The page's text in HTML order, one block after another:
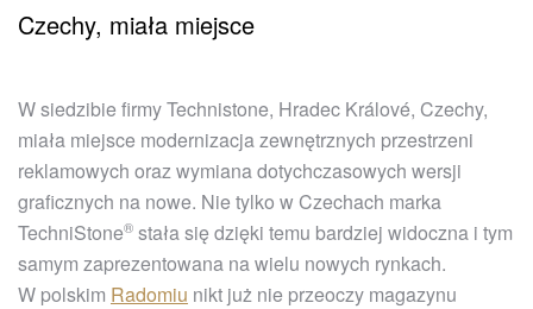
Czechy, miała miejsce
W siedzibie firmy Technistone, Hradec Králové, Czechy,
miała miejsce modernizacja zewnętrznych przestrzeni
reklamowych oraz wymiana dotychczasowych wersji
graficznych na nowe. Nie tylko w Czechach marka
TechniStone® stała się dzięki temu bardziej widoczna i tym
samym zaprezentowana na wielu nowych rynkach.
W polskim Radomiu nikt już nie przeoczy magazynu